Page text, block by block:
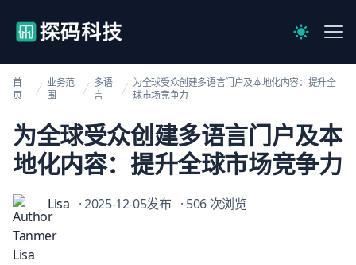
【官网】探码科技
Switch
首
页
业务范
围
多语
言
为全球受众创建多语言门户及本地化内容：提升全
球市场竞争力
为全球受众创建多语言门户及本
地化内容：提升全球市场竞争力
Lisa · 2025-12-05发布 · 506 次浏览